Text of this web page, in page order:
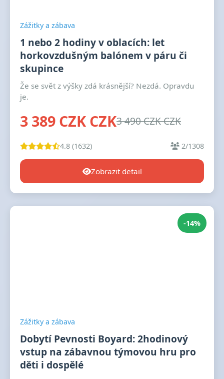
Zážitky a zábava
1 nebo 2 hodiny v oblacích: let
horkovzdušným balónem v páru či
skupince
Že se svět z výšky zdá krásnější? Nezdá. Opravdu
je.
3 389 CZK CZK3 490 CZK CZK
4.8 (1632) 2/1308
Zobrazit detail
-14%
Zážitky a zábava
Dobytí Pevnosti Boyard: 2hodinový
vstup na zábavnou týmovou hru pro
děti i dospělé